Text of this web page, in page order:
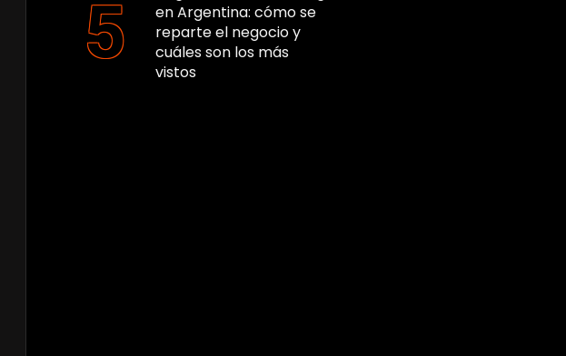
en Argentina: cómo se
reparte el negocio y
cuáles son los más
vistos